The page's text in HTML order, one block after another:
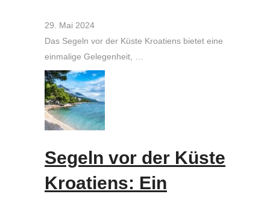
29. Mai 2024
Das Segeln vor der Küste Kroatiens bietet eine
einmalige Gelegenheit, …
Segeln vor der Küste
Kroatiens: Ein